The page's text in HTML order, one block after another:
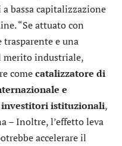
bassa capitalizzazione
“Se attuato con
e una
merito industriale,
comecatalizzatore di
e
investitori istituzionali,
– Inoltre, l’effetto leva
accelerare il